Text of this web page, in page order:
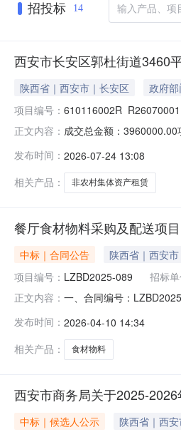
招投标 14
西安市长安区郭杜街道3460
陕西省｜西安市｜长安区 政府部
项目编号： 610116002R_R26070001
正文内容： 成交总金额：
土产公司原库房440平方
发布时间： 2026-07-24 13:08
相关产品：
非农村集体资产租赁
餐厅食材物料采购及配送项目
中标｜合同公告 陕西省｜西安
项目编号： LZBD2025-089 招标单
正文内容： 一、合同编号：
郭杜产业开发区顺兴路6
食
发布时间： 2026-04-10 14:34
相关产品：
食材物料
西安市商务局关于2025-
中标｜候选人公示 陕西省｜西